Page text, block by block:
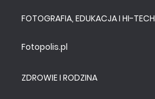
FOTOGRAFIA, EDUKACJA I HI-TECH
Fotopolis.pl
ZDROWIE I RODZINA